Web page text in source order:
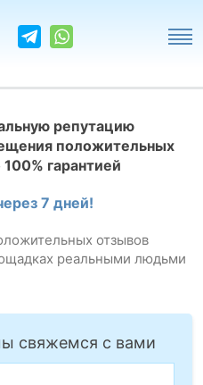
репутацию
положительных
гарантией
7 дней!
отзывов
реальными людьми
свяжемся с вами